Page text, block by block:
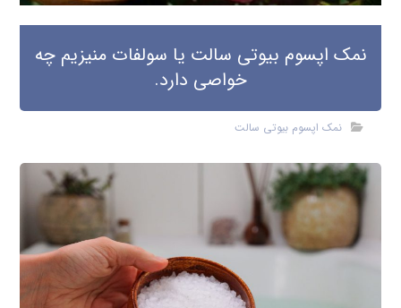
نمک اپسوم بیوتی سالت یا سولفات منیزیم چه
خواصی دارد.
نمک اپسوم بیوتی سالت